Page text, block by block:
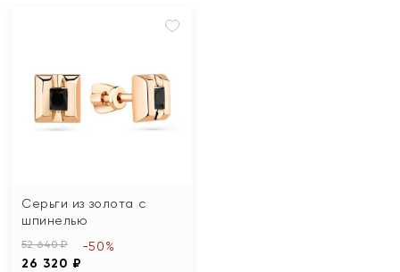
Серьги из золота с
шпинелью
52 640 ₽
26 320 ₽
-50%